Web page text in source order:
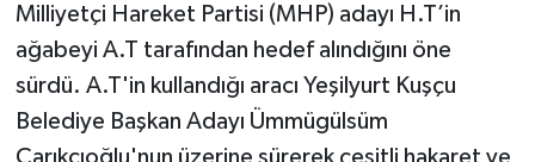
Milliyetçi Hareket Partisi (MHP) adayı H.T’in
ağabeyi A.T tarafından hedef alındığını öne
sürdü. A.T'in kullandığı aracı Yeşilyurt Kuşçu
Belediye Başkan Adayı Ümmügülsüm
Çarıkcıoğlu'nun üzerine sürerek çeşitli hakaret ve